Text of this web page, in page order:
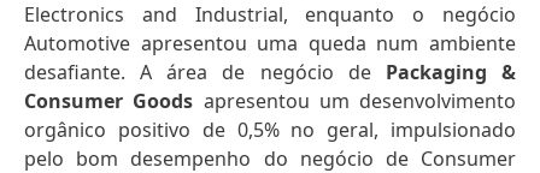
Electronics and Industrial, enquanto o negócio
Automotive apresentou uma queda num ambiente
desafiante. A área de negócio de Packaging &
Consumer Goods apresentou um desenvolvimento
orgânico positivo de 0,5% no geral, impulsionado
pelo bom desempenho do negócio de Consumer